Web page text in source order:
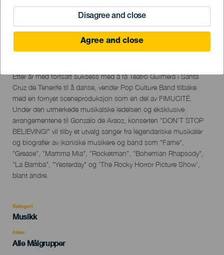
Disagree and close
Agree and close
TIDLIGERE AKTIVITET
13 July 2024
Descripción
del
evento
Etter år med fortsatt suksess med å få Teatro Guimerá i Santa
Cruz de Tenerife til å danse, vender Pop Culture Band tilbake
med en fornyet sceneproduksjon som en del av FIMUCITÉ.
Under den utmerkede musikalske ledelsen og eksklusive
arrangementene til Gonzalo de Araoz, konserten "DON'T STOP
BELIEVING!" vil tilby et utvalg sanger fra legendariske musikaler
og biografier av ikoniske musikere og band som "Fame",
"Grease", "Mamma Mia", "Rocketman", "Bohemian Rhapsody",
"La Bamba", "Yesterday" og 'The Rocky Horror Picture Show',
blant andre.
Kategori
Categoría
evento
Musikk
Alder
Edad
Recomendada
Alle Målgrupper